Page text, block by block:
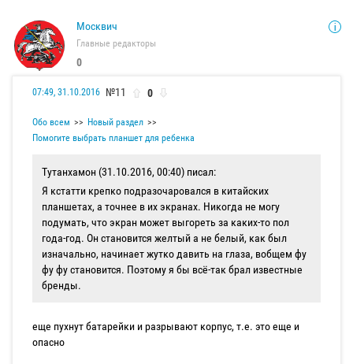
Москвич
Главные редакторы
0
07:49, 31.10.2016 №11 0
Обо всем
Новый раздел
Помогите выбрать планшет для ребенка
Тутанхамон (31.10.2016, 00:40) писал:
Я кстатти крепко подразочаровался в китайских
планшетах, а точнее в их экранах. Никогда не могу
подумать, что экран может выгореть за каких-то пол
года-год. Он становится желтый а не белый, как был
изначально, начинает жутко давить на глаза, вобщем фу
фу фу становится. Поэтому я бы всё-так брал известные
бренды.
еще пухнут батарейки и разрывают корпус, т.е. это еще и
опасно